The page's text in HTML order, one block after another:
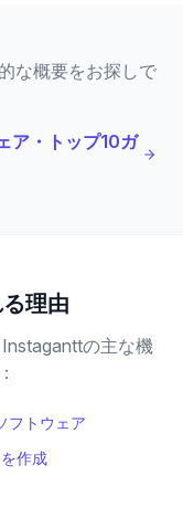
な概要をお探しで
ア・トップ10ガ
理由
の主な機
フトウェア
作成